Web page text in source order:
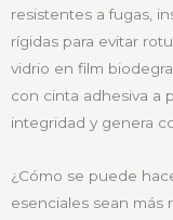
resistentes a fugas,
rígidas para evitar
vidrio en film
con cinta adhesiva a
integridad y genera
¿Cómo se puede
esenciales sean más